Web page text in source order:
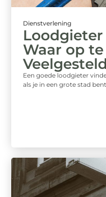
Dienstverlening
Waar op
Een goede loodgieter
als je in een grote stad